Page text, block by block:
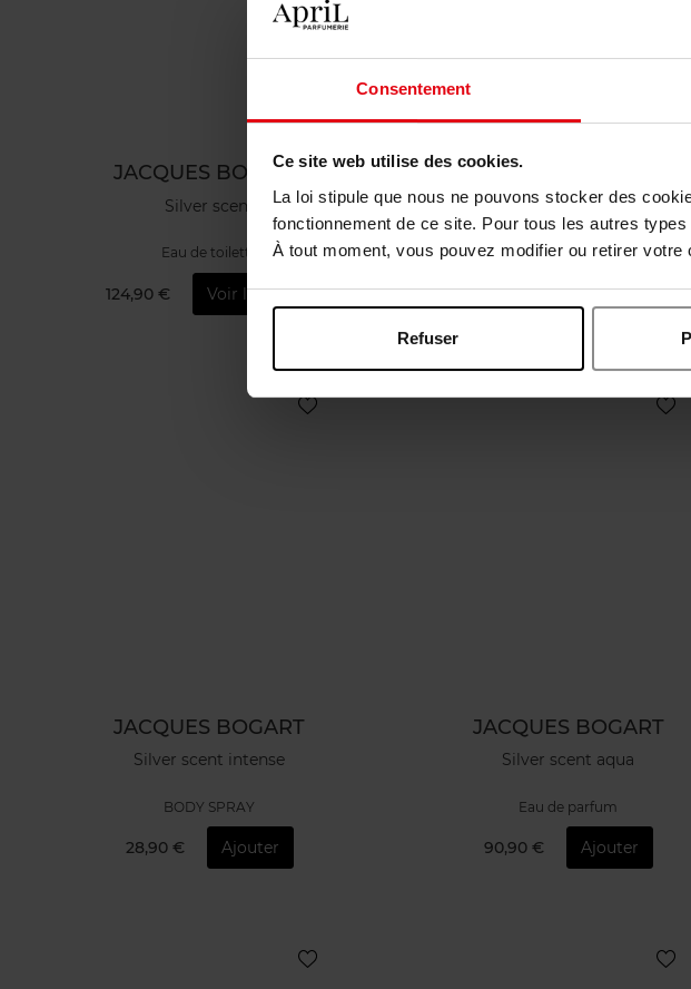
Consentement
Ce site web utilise des cookies.
La loi stipule que nous ne pouvons stocker des
fonctionnement de ce site. Pour tous les autres
À tout moment, vous pouvez modifier ou retirer
Refuser
JACQUES BOGART
Silver scent
Eau de toilette
124,90 € Voir la fiche
JACQUES BOGART
Silver scent
Eau de toilette
84,50 € Voir la fiche
JACQUES BOGART
Silver scent intense
BODY SPRAY
28,90 € Ajouter
JACQUES BOGART
Silver scent aqua
Eau de parfum
90,90 € Ajouter